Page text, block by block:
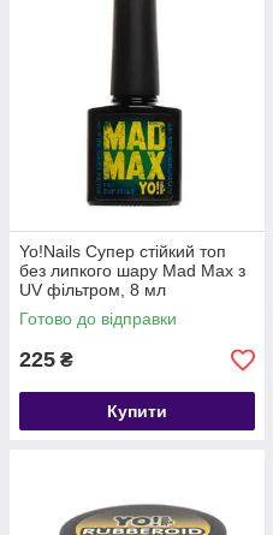
Yo!Nails Супер стійкий топ
без липкого шару Mad Max з
UV фільтром, 8 мл
Готово до відправки
225 ₴
Купити